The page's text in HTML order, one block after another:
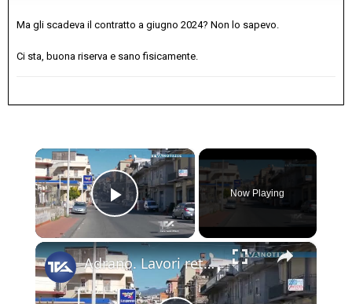
Ma gli scadeva il contratto a giugno 2024? Non lo sapevo.
Ci sta, buona riserva e sano fisicamente.
×
Play Video
Now Playing
×
Adrano. Lavori rete fognaria. Dall’8 aprile al 7 maggio 2026 chiusa al transito veicolare via Della